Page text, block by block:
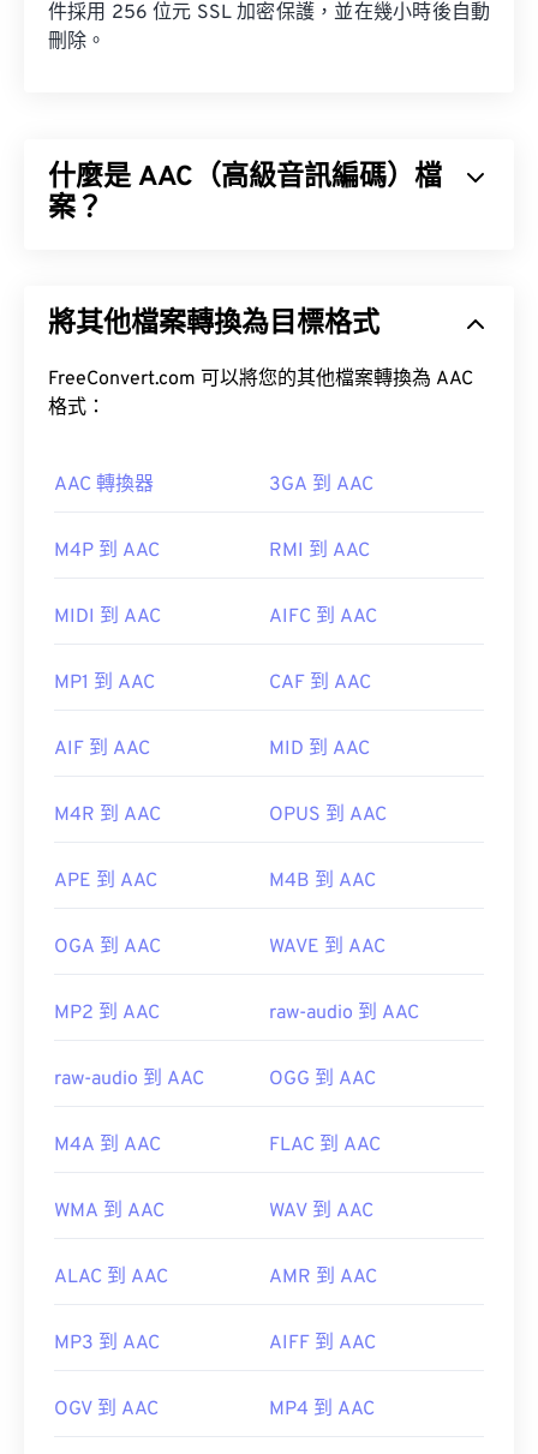
件採用 256 位元 SSL 加密保護，並在幾小時後自動
刪除。
什麼是 AAC（高級音訊編碼）檔
案？
電視、數位廣播和網路串流媒體。它是 iOS、
此外，由於 AAC 文件通常用作視頻遊戲的音頻文
如Nintendo 3DS Playstation 4
開發機構：
ISO/IEC MPEG 音訊委員會
首次發布：
https://en.wikipedia.org/wiki/Advanced_Audio_Coding
browse=tc
將其他檔案轉換為目標格式
FreeConvert.com 可以將您的其他檔案轉換為 AAC
格式：
AAC 轉換器 3GA 到 AAC
M4P 到 AAC RMI 到 AAC
MIDI 到 AAC AIFC 到 AAC
MP1 到 AAC CAF 到 AAC
AIF 到 AAC MID 到 AAC
M4R 到 AAC OPUS 到 AAC
APE 到 AAC M4B 到 AAC
OGA 到 AAC WAVE 到 AAC
MP2 到 AAC raw-audio 到 AAC
raw-audio 到 AAC OGG 到 AAC
M4A 到 AAC FLAC 到 AAC
WMA 到 AAC WAV 到 AAC
ALAC 到 AAC AMR 到 AAC
MP3 到 AAC AIFF 到 AAC
OGV 到 AAC MP4 到 AAC